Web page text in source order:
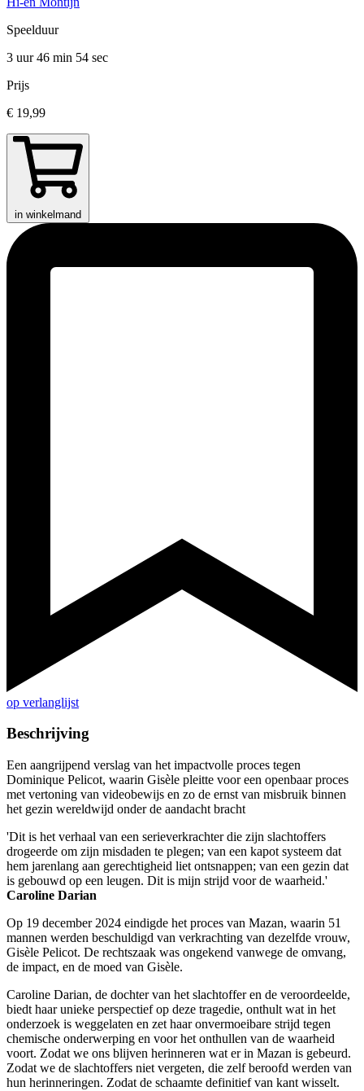
Speelduur
3 uur 46 min 54 sec
Prijs
€ 19,99
in winkelmand
op verlanglijst
Beschrijving
Een aangrijpend verslag van het impactvolle proces tegen
Dominique Pelicot, waarin Gisèle pleitte voor een openbaar proces
met vertoning van videobewijs en zo de ernst van misbruik binnen
het gezin wereldwijd onder de aandacht bracht
'Dit is het verhaal van een serieverkrachter die zijn slachtoffers
drogeerde om zijn misdaden te plegen; van een kapot systeem dat
hem jarenlang aan gerechtigheid liet ontsnappen; van een gezin dat
is gebouwd op een leugen. Dit is mijn strijd voor de waarheid.'
Caroline Darian
Op 19 december 2024 eindigde het proces van Mazan, waarin 51
mannen werden beschuldigd van verkrachting van dezelfde vrouw,
Gisèle Pelicot. De rechtszaak was ongekend vanwege de omvang,
de impact, en de moed van Gisèle.
Caroline Darian, de dochter van het slachtoffer en de veroordeelde,
biedt haar unieke perspectief op deze tragedie, onthult wat in het
onderzoek is weggelaten en zet haar onvermoeibare strijd tegen
chemische onderwerping en voor het onthullen van de waarheid
voort. Zodat we ons blijven herinneren wat er in Mazan is gebeurd.
Zodat we de slachtoffers niet vergeten, die zelf beroofd werden van
hun herinneringen. Zodat de schaamte definitief van kant wisselt.